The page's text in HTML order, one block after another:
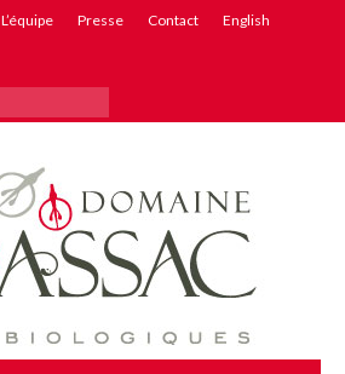
L’équipe Presse Contact English